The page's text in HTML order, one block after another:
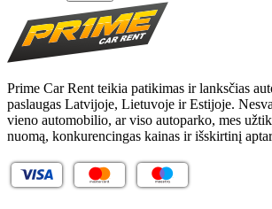
Prime Car Rent teikia patikimas ir lanksčias
paslaugas Latvijoje, Lietuvoje ir Estijoje.
vieno automobilio, ar viso autoparko, mes
nuomą, konkurencingas kainas ir išskirtinį